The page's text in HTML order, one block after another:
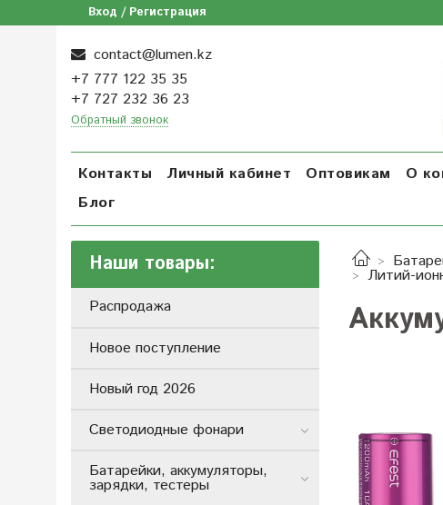
Вход / Регистрация
contact@lumen.kz
+7 777 122 35 35
+7 727 232 36 23
Обратный звонок
Контакты Личный кабинет Оптовикам О
Блог
Литий-
Наши товары:
Распродажа
Новое поступление
Новый год 2026
Светодиодные фонари
Батарейки, аккумуляторы,
зарядки, тестеры